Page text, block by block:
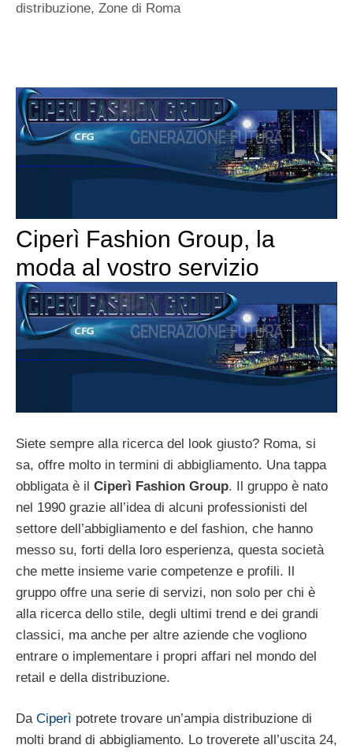
distribuzione, Zone di Roma
Ciperì Fashion Group, la
moda al vostro servizio
Siete sempre alla ricerca del look giusto? Roma, si
sa, offre molto in termini di abbigliamento. Una tappa
obbligata è il Ciperì Fashion Group. Il gruppo è nato
nel 1990 grazie all’idea di alcuni professionisti del
settore dell’abbigliamento e del fashion, che hanno
messo su, forti della loro esperienza, questa società
che mette insieme varie competenze e profili. Il
gruppo offre una serie di servizi, non solo per chi è
alla ricerca dello stile, degli ultimi trend e dei grandi
classici, ma anche per altre aziende che vogliono
entrare o implementare i propri affari nel mondo del
retail e della distribuzione.
Da Ciperì potrete trovare un’ampia distribuzione di
molti brand di abbigliamento. Lo troverete all’uscita 24,